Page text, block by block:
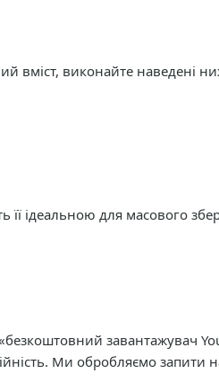
вміст, виконайте наведені
ідеальною для масового
завантажувач
Ми обробляємо запити